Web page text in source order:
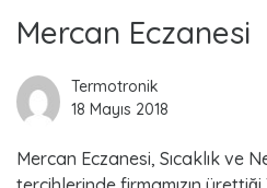
L
a
t
Mercan Eczanesi
Termotronik
18 Mayıs 2018
Mercan Eczanesi, Sıcaklık ve